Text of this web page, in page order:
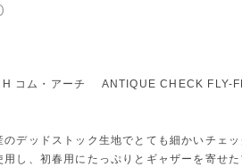
コム・アーチ ANTIQUE CHECK FLY-
のデッドストック生地でとても細かいチェッ
用し、初春用にたっぷりとギャザーを寄せ